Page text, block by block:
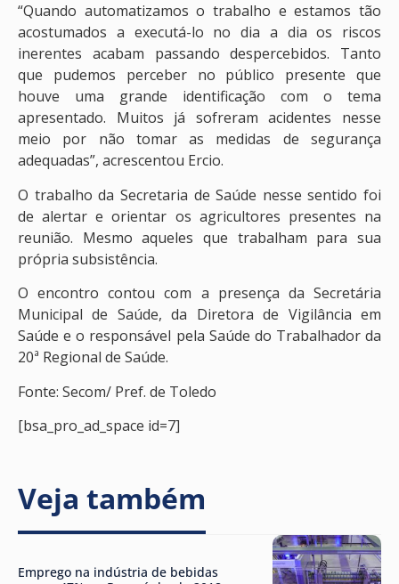
“Quando automatizamos o trabalho e estamos tão
acostumados a executá-lo no dia a dia os riscos
inerentes acabam passando despercebidos. Tanto
que pudemos perceber no público presente que
houve uma grande identificação com o tema
apresentado. Muitos já sofreram acidentes nesse
meio por não tomar as medidas de segurança
adequadas”, acrescentou Ercio.
O trabalho da Secretaria de Saúde nesse sentido foi
de alertar e orientar os agricultores presentes na
reunião. Mesmo aqueles que trabalham para sua
própria subsistência.
O encontro contou com a presença da Secretária
Municipal de Saúde, da Diretora de Vigilância em
Saúde e o responsável pela Saúde do Trabalhador da
20ª Regional de Saúde.
Fonte: Secom/ Pref. de Toledo
[bsa_pro_ad_space id=7]
Veja também
Emprego na indústria de bebidas